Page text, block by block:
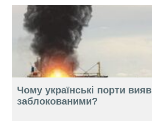
Чому українські порти
заблокованими?